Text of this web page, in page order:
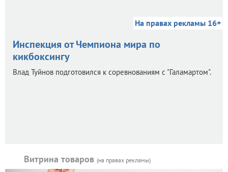
На правах рекламы 16+
Инспекция от Чемпиона мира по
кикбоксингу
Влад Туйнов подготовился к соревнованиям с "Галамартом".
Витрина товаров (на правах рекламы)